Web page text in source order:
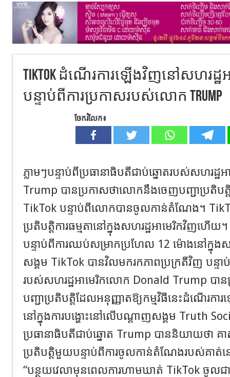
TikTok ដំណើរការឡើងវិញនៅសហរដ្ឋអ
បន្ទាប់ពីការប្រកាសរបស់លោក Trump
ចែករំលែក៖
ភ្លាមៗបន្ទាប់ពីប្រធានាធិបតីជាប់ឆ្នោតរបស់សហរដ្
Trump បានប្រកាសថាលោកនឹងចេញបញ្ជាប្រតិបត្តិដ
TikTok បន្ទាប់ពីលោកបានចូលកាន់តំណែង។
ប្រតិបត្តិការធម្មតានៅក្នុងសហរដ្ឋអាមេរិកវិញហើយ។
បន្ទាប់ពីការឈប់សម្រាកប្រហែល 12 ម៉ោងនៅក្នុង
សង្គម TikTok បានវិលមករកភាពប្រក្រតីវិញ បន្ទា
របស់សហរដ្ឋអាមេរិកលោក Donald Trump បា
បញ្ជាប្រតិបត្តិដែលអនុញ្ញាតឱ្យកម្មវិធីនេះដំណើរកា
នៅក្នុងការបង្ហោះនៅលើបណ្តាញសង្គម Truth
ប្រធានាធិបតីជាប់ឆ្នោត Trump បាននិយាយថា គ
ប្រតិបត្តិមួយបន្ទាប់ពីការចូលកាន់តំណែងរបស់គាត់នៅ
“បន្ថយវេលាមុនពេលការហាមឃាត់ TikTok ចូលជាធ